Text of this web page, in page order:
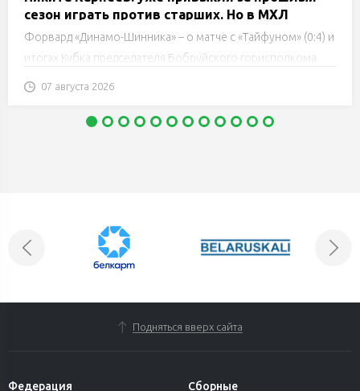
сезон играть против старших. Но в МХЛ
скорости выше, поэтому чуть тяжелее
Форвард «Динамо-Шинника» – о матче с «Тайфуном» (0:4) и
итогах Кубка председателя Бобруйского горисполкома.
07 августа 2026
Подняться вверх сайта
Федерация Сборные